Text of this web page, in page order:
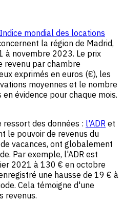
Indice mondial des locations
la région de Madrid,
à novembre 2023. Le prix
revenu par chambre
exprimés en euros (€), les
moyennes et le nombre
évidence pour chaque mois.
des données : l'ADR et
le pouvoir de revenus du
vacances, ont globalement
Par exemple, l'ADR est
2021 à 130 € en octobre
une hausse de 19 € à
Cela témoigne d'une
revenus.